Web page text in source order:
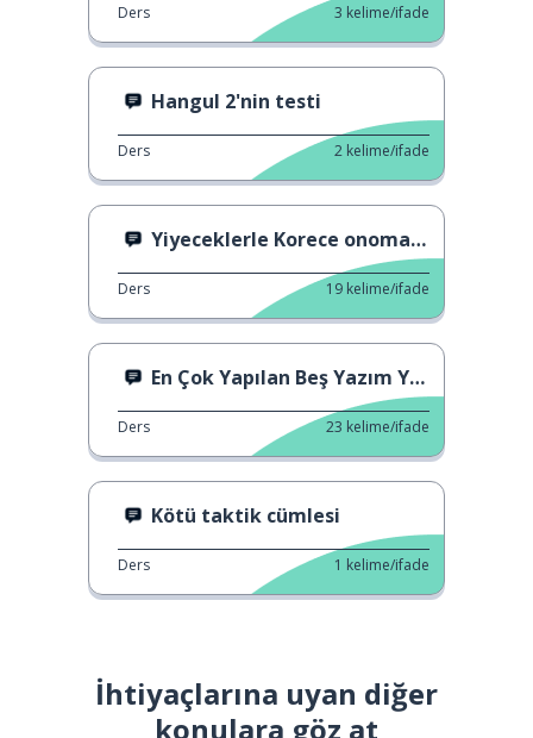
Ders 3 kelime/ifade
Hangul 2'nin testi
Ders 2 kelime/ifade
Yiyeceklerle Korece onomatope
Ders 19 kelime/ifade
En Çok Yapılan Beş Yazım Yanlışı
Ders 23 kelime/ifade
Kötü taktik cümlesi
Ders 1 kelime/ifade
İhtiyaçlarına uyan diğer
konulara göz at